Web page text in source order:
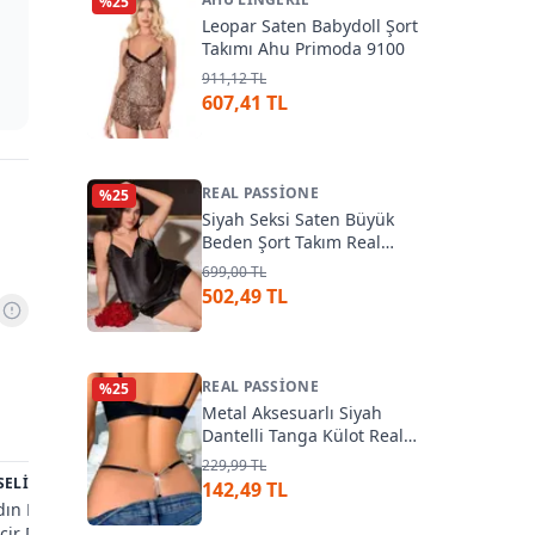
Kırmızı Dantel Ve
% 33
5
VENLISA
Leopar Saten Babydoll Şort
Takımı Ahu Primoda 9100
911,12 TL
607,41 TL
%25 REAL PASSIONE
Siyah Seksi Saten Büyük
Beden Şort Takım Real
Passione 10006
699,00 TL
502,49 TL
%25 REAL PASSIONE
Metal Aksesuarlı Siyah
Dantelli Tanga Külot Real
Passione 307
229,99 TL
142,49 TL